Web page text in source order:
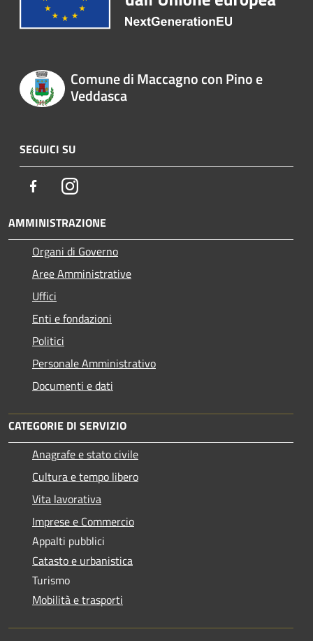
Comune di Maccagno con Pino e
Veddasca
SEGUICI SU
FacebookInstagram
AMMINISTRAZIONE
Organi di Governo
Aree Amministrative
Uffici
Enti e fondazioni
Politici
Personale Amministrativo
Documenti e dati
CATEGORIE DI SERVIZIO
Anagrafe e stato civile
Cultura e tempo libero
Vita lavorativa
Imprese e Commercio
Appalti pubblici
Catasto e urbanistica
Turismo
Mobilità e trasporti